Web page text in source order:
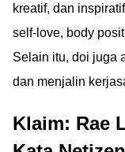
kreatif, dan
self-love, body
Selain itu, doi juga
dan menjalin
Klaim: Rae